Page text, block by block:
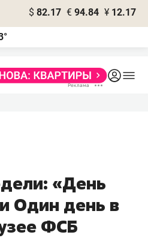
$ 82.17 € 94.84 ¥ 12.17
«День
Один день в
ФСБ